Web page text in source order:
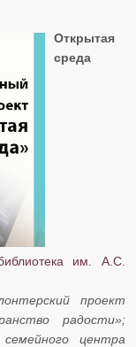
Открытая
среда
им. А.С.
проект
радости»;
центра